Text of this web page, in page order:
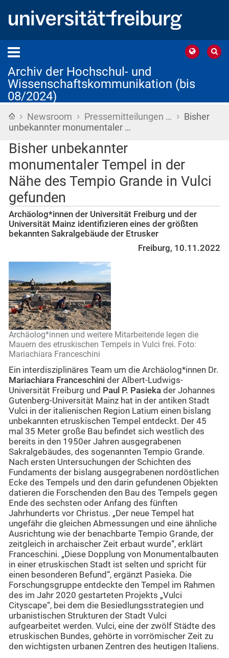
Archiv der Hochschul- und
Wissenschaftskommunikation (bis
08/2024)
Startseite
› Newsroom › Pressemitteilungen … › Bisher
unbekannter monumentaler …
Bisher unbekannter
monumentaler Tempel in der
Nähe des Tempio Grande in Vulci
gefunden
Archäolog*innen der Universität Freiburg und der
Universität Mainz identifizieren eines der größten
bekannten Sakralgebäude der Etrusker
Freiburg, 10.11.2022
Archäolog*innen und weitere Mitarbeitende legen die
Mauern des etruskischen Tempels in Vulci frei. Foto:
Mariachiara Franceschini
Ein interdisziplinäres Team um die Archäolog*innen Dr.
Mariachiara Franceschini der Albert-Ludwigs-
Universität Freiburg und Paul P. Pasieka der Johannes
Gutenberg-Universität Mainz hat in der antiken Stadt
Vulci in der italienischen Region Latium einen bislang
unbekannten etruskischen Tempel entdeckt. Der 45
mal 35 Meter große Bau befindet sich westlich des
bereits in den 1950er Jahren ausgegrabenen
Sakralgebäudes, des sogenannten Tempio Grande.
Nach ersten Untersuchungen der Schichten des
Fundaments der bislang ausgegrabenen nordöstlichen
Ecke des Tempels und den darin gefundenen Objekten
datieren die Forschenden den Bau des Tempels gegen
Ende des sechsten oder Anfang des fünften
Jahrhunderts vor Christus. „Der neue Tempel hat
ungefähr die gleichen Abmessungen und eine ähnliche
Ausrichtung wie der benachbarte Tempio Grande, der
zeitgleich in archaischer Zeit erbaut wurde“, erklärt
Franceschini. „Diese Dopplung von Monumentalbauten
in einer etruskischen Stadt ist selten und spricht für
einen besonderen Befund“, ergänzt Pasieka. Die
Forschungsgruppe entdeckte den Tempel im Rahmen
des im Jahr 2020 gestarteten Projekts „Vulci
Cityscape“, bei dem die Besiedlungsstrategien und
urbanistischen Strukturen der Stadt Vulci
aufgearbeitet werden. Vulci, eine der zwölf Städte des
etruskischen Bundes, gehörte in vorrömischer Zeit zu
den wichtigsten urbanen Zentren des heutigen Italiens.